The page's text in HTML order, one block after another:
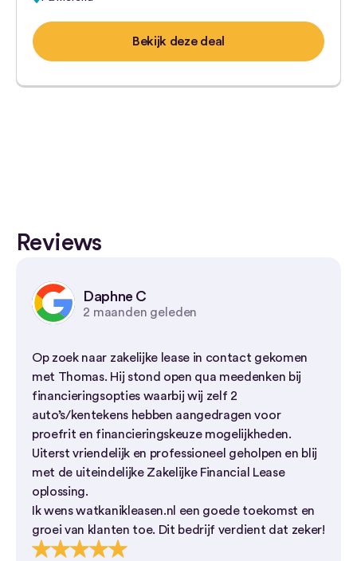
Bekijk deze deal
Reviews
Daphne C
2 maanden geleden
Op zoek naar zakelijke lease in contact gekomen
met Thomas. Hij stond open qua meedenken bij
financieringsopties waarbij wij zelf 2
auto’s/kentekens hebben aangedragen voor
proefrit en financieringskeuze mogelijkheden.
Uiterst vriendelijk en professioneel geholpen en blij
met de uiteindelijke Zakelijke Financial Lease
oplossing.
Ik wens watkanikleasen.nl een goede toekomst en
groei van klanten toe. Dit bedrijf verdient dat zeker!